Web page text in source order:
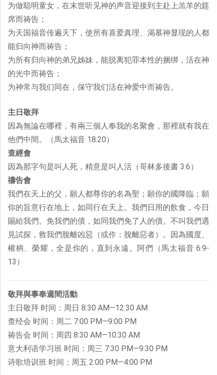
为做聪明童女，在末世听见神的声音迎接到主赴上羔羊的筵
席而祷告；
为天国福音传遍天下，使所有喜爱真理、渴慕神显现的人都
能归向神而祷告；
为所有归向神的弟兄姊妹，能脱离犯罪本性的捆绑，活在神
的光中而祷告；
为神常与我们同在，保守我们活在神爱中而祷告。
主日敬拜
因為無論在哪裡，有兩三個人奉我的名聚會，那裡就有我在
他們中間。（馬太福音 18:20）
查經會
因為那字句是叫人死，精意是叫人活（哥林多後書 3:6）
禱告會
我們在天上的父，願人都尊你的名為聖；願你的國降臨；願
你的旨意行在地上，如同行在天上。我們日用的飲食，今日
賜給我們。免我們的債，如同我們免了人的債。不叫我們遇
見試探，救我們脫離凶惡（或作：脫離惡者）。因為國度、
權柄、榮耀，全是你的，直到永遠。阿們（馬太福音 6:9-
13）
敬拜與事奉週間活動
主日敬拜 时间：周日 8:30 AM—12:30 AM
查经会 时间：周二 7:00 PM—9:00 PM
祷告会 时间：周四 8:30 AM—10:30 AM
意大利语学习班 时间：周三 7:30 PM—9:30 PM
诗歌培训班 时间：周五 2:00 PM—4:00 PM